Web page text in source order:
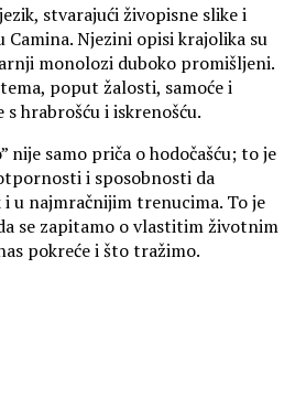
stvarajući živopisne slike i
Camina. Njezini opisi krajolika su
monolozi duboko promišljeni.
poput žalosti, samoće i
hrabrošću i iskrenošću.
nije samo priča o hodočašću; to je
i sposobnosti da
u najmračnijim trenucima. To je
se zapitamo o vlastitim životnim
pokreće i što tražimo.